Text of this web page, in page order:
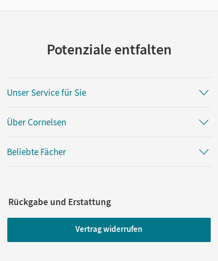
Potenziale entfalten
Unser Service für Sie
Über Cornelsen
Beliebte Fächer
Rückgabe und Erstattung
Vertrag widerrufen